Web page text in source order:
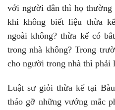
với người dân thì họ thường
khi không biết liệu thừa
ngoài không? thừa kế có
trong nhà không? Trong
cho người trong nhà thì phải
Luật sư giỏi thừa kế tại
tháo gỡ những vướng mắc